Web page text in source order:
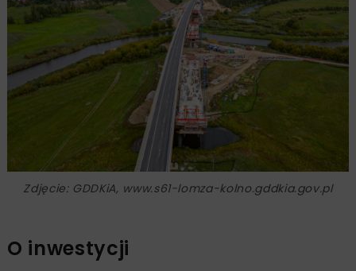
Zdjęcie: GDDKiA, www.s61-lomza-kolno.gddkia.gov.pl
O inwestycji